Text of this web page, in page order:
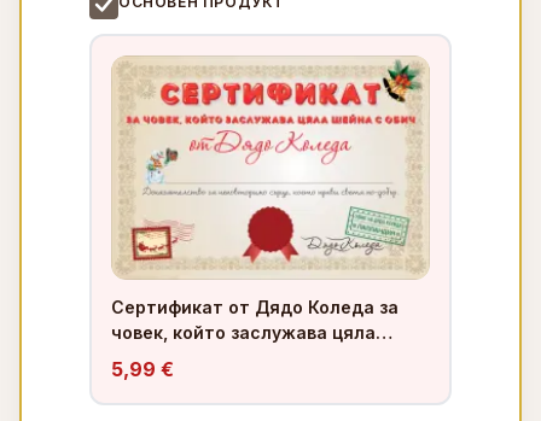
Сертификат от Дядо Коледа за
човек, който заслужава цяла
шейна с обич
5,99 €